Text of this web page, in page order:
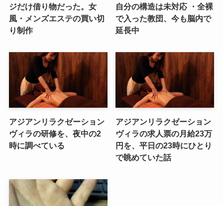
ジだけ借り物だった。女
風・メンズエステの買い切
り制作
自分の構造は未対応 ・全裸
で入った教団、今も脳内で
延長中
アジアンリラクゼーション
ヴィラの研修を、夜中の2
時に調べている
アジアンリラクゼーション
ヴィラの求人票の月給23万
円を、平日の23時にひとり
で眺めていた話